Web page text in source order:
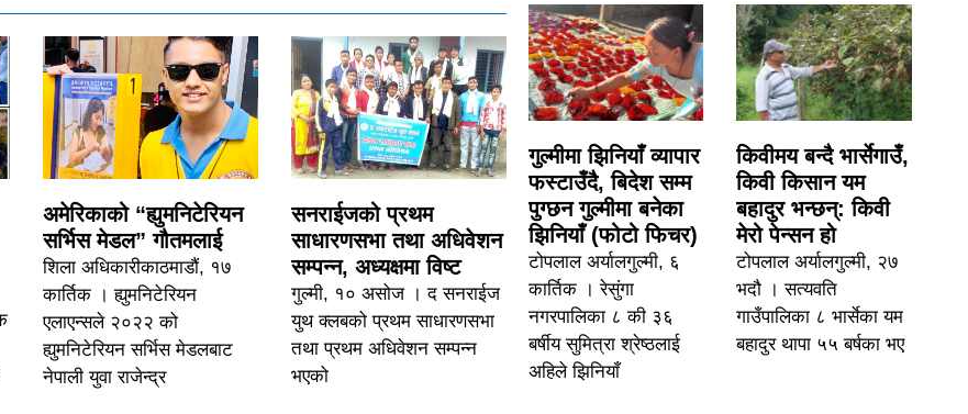
अमेरिकाको “ह्युमनिटेरियन
सर्भिस मेडल” गौतमलाई
शिला अधिकारीकाठमाडौं, १७
कार्तिक । ह्युमनिटेरियन
एलाएन्सले २०२२ को
ह्युमनिटेरियन सर्भिस मेडलबाट
नेपाली युवा राजेन्द्र
सनराईजको प्रथम
साधारणसभा तथा अधिवेशन
सम्पन्न, अध्यक्षमा विष्ट
गुल्मी, १० असोज । द सनराईज
युथ क्लबको प्रथम साधारणसभा
तथा प्रथम अधिवेशन सम्पन्न
भएको
गुल्मीमा झिनियाँ व्यापार
फस्टाउँदै, बिदेश सम्म
पुग्छन गुल्मीमा बनेका
झिनियाँ (फोटो फिचर)
टोपलाल अर्यालगुल्मी, ६
कार्तिक । रेसुंगा
नगरपालिका ८ की ३६
बर्षीय सुमित्रा श्रेष्ठलाई
अहिले झिनियाँ
किवीमय बन्दै भार्सेगाउँ,
किवी किसान यम
बहादुर भन्छन्: किवी
मेरो पेन्सन हो
टोपलाल अर्यालगुल्मी, २७
भदौ । सत्यवति
गाउँपालिका ८ भार्सेका यम
बहादुर थापा ५५ बर्षका भए